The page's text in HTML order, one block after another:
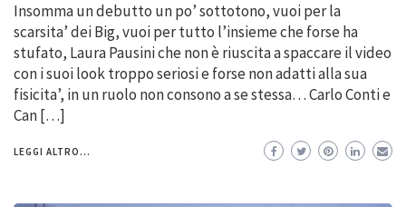
Insomma un debutto un po’ sottotono, vuoi per la
scarsita’ dei Big, vuoi per tutto l’insieme che forse ha
stufato, Laura Pausini che non è riuscita a spaccare il video
con i suoi look troppo seriosi e forse non adatti alla sua
fisicita’, in un ruolo non consono a se stessa… Carlo Conti e
Can […]
LEGGI ALTRO...